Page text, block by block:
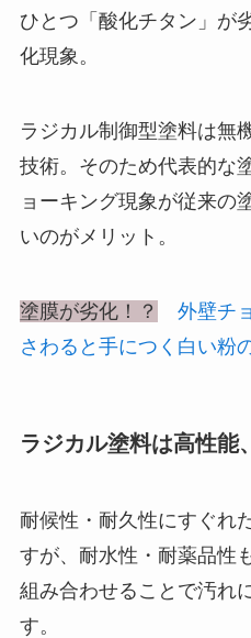
ひとつ「酸化チタン」が
化現象。
ラジカル制御型塗料は無
技術。そのため代表的な
ョーキング現象が従来の
いのがメリット。
塗膜が劣化！？
外壁チ
さわると手につく白い粉
ラジカル塗料は高性能
耐候性・耐久性にすぐれ
すが、耐水性・耐薬品性
組み合わせることで汚れ
す。